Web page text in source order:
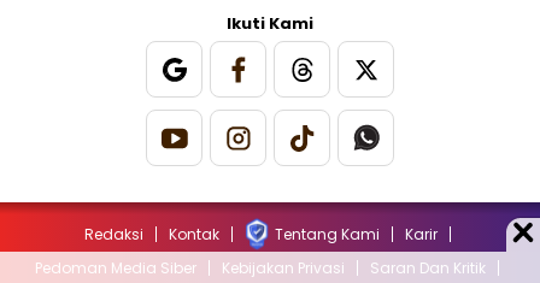
Ikuti Kami
Redaksi Kontak Tentang Kami
Karir
Pedoman Media Siber
Kebijakan Privasi Saran Dan Kritik